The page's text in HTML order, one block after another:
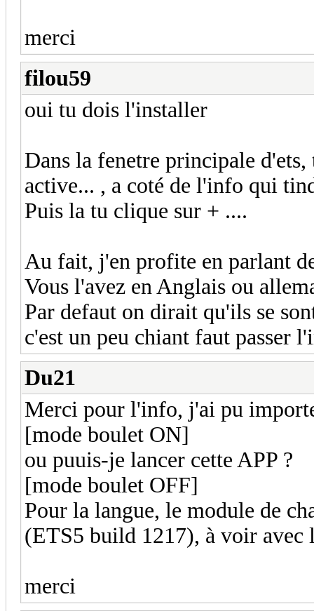
merci
filou59
oui tu dois l'installer
Dans la fenetre principale
active... , a coté de l'info qui
Puis la tu clique sur + ....
Au fait, j'en profite en parlant
Vous l'avez en Anglais ou
Par defaut on dirait qu'ils se
c'est un peu chiant faut passer
Du21
Merci pour l'info, j'ai pu
[mode boulet ON]
ou puuis-je lancer cette APP ?
[mode boulet OFF]
Pour la langue, le module de
(ETS5 build 1217), à voir avec
merci